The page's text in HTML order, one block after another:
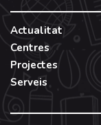
Actualitat
Centres
Projectes
Serveis